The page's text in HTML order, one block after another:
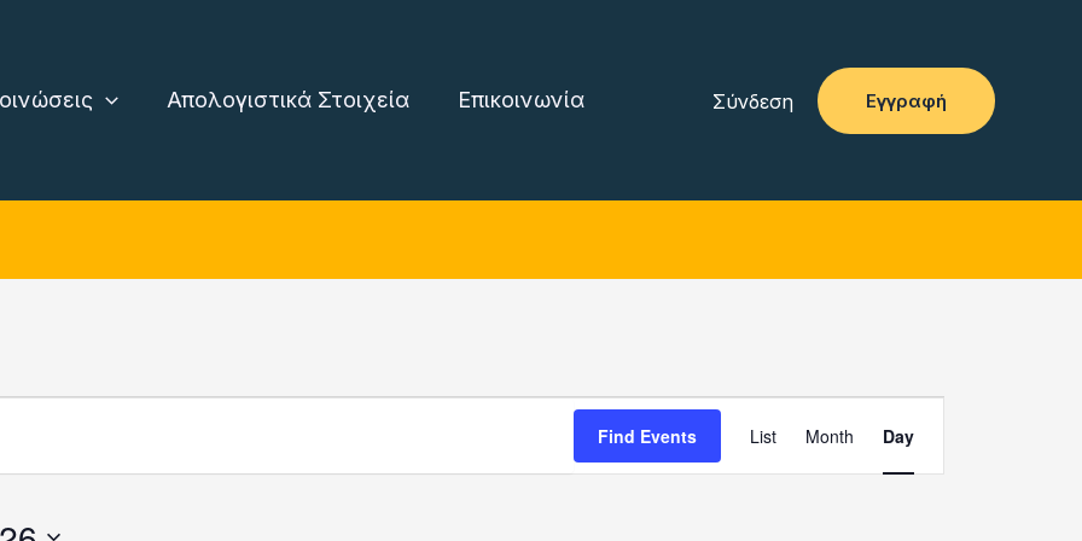
Απολογιστικά Στοιχεία Επικοινωνία Σύνδεση Εγγραφή
Find Events
Views
List Month Day